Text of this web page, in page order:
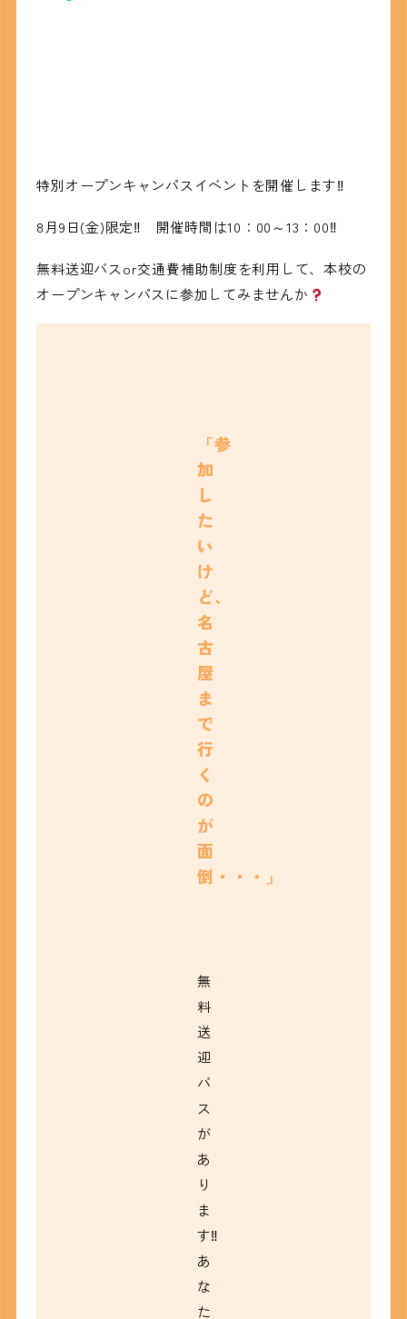
特別オープンキャンパスイベントを開催します‼
8月9日(金)限定‼ 開催時間は10：00～13：00‼
無料送迎バスor交通費補助制度を利用して、本校の
オープンキャンパスに参加してみませんか
「参
加
し
た
い
け
ど、
名
古
屋
ま
で
行
く
の
が
面
倒・・・」
無
料
送
迎
バ
ス
が
あ
り
ま
す‼
あ
な
た